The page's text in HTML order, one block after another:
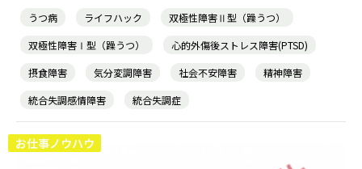
うつ病 ライフハック
双極性障害Ⅱ型（躁うつ）
双極性障害Ⅰ型（躁うつ）
心的外傷後ストレス障害(PTSD)
摂食障害
気分変調障害 社会不安障害
精神障害
統合失調感情障害
統合失調症
お仕事ノウハウ